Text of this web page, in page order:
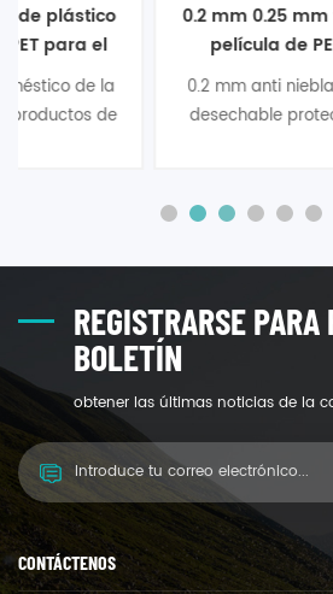
0.2 mm 0.25 mm transparente
película de PET para el
0.2 mm anti niebla MASCOTA de
desechable protector de la cara
REGISTRARSE
BOLETÍN
obtener las últimas noticias de la
CONTÁCTENOS